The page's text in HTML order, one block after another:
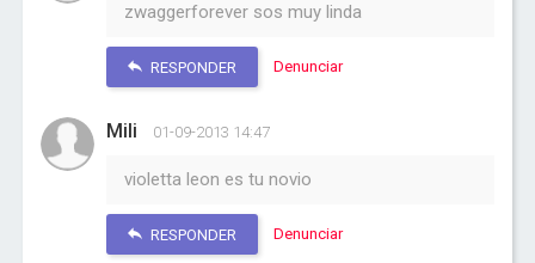
zwaggerforever sos muy linda
RESPONDER Denunciar
Mili 01-09-2013 14:47
violetta leon es tu novio
RESPONDER Denunciar